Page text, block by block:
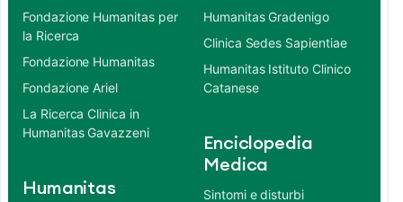
Fondazione Humanitas per
la Ricerca
Fondazione Humanitas
Fondazione Ariel
La Ricerca Clinica in
Humanitas Gavazzeni
Humanitas
Humanitas Gradenigo
Clinica Sedes Sapientiae
Humanitas Istituto Clinico
Catanese
Enciclopedia
Medica
Sintomi e disturbi